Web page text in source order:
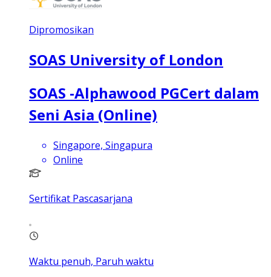
Dipromosikan
SOAS University of London
SOAS -Alphawood PGCert dalam
Seni Asia (Online)
Singapore, Singapura
Online
Sertifikat Pascasarjana
Waktu penuh, Paruh waktu